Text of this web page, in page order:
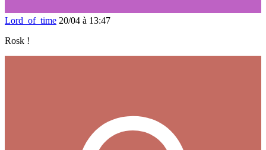
Lord_of_time 20/04 à 13:47
Rosk !